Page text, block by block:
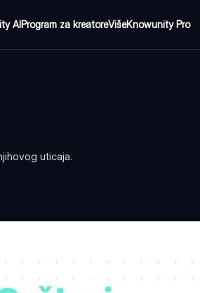
AIProgram za kreatoreVišeKnowunity Pro
uticaja.